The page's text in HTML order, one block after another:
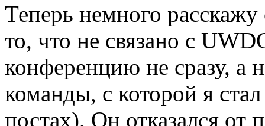
Теперь немного
то, что не связано с
конференцию не сразу, а
команды, с которой я
постах). Он отказался от